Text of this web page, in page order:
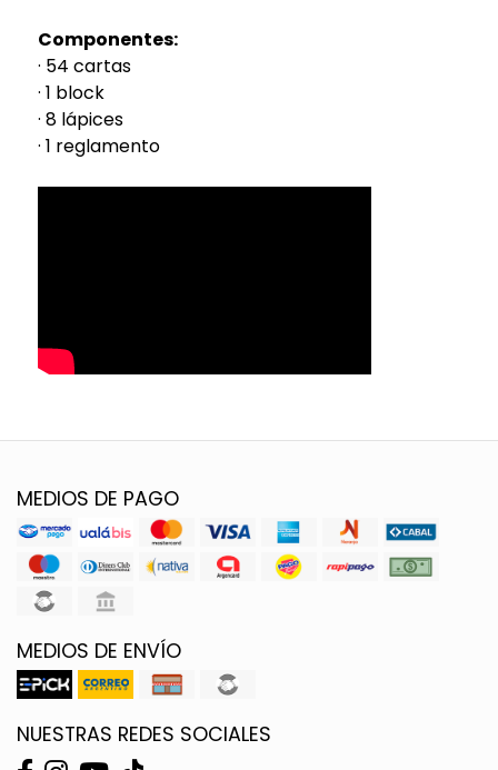
Componentes:
· 54 cartas
· 1 block
· 8 lápices
· 1 reglamento
MEDIOS DE PAGO
MEDIOS DE ENVÍO
NUESTRAS REDES SOCIALES